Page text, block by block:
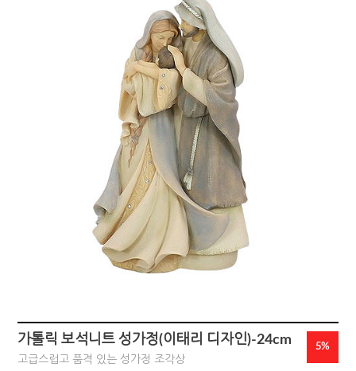
가톨릭 보석니트 성가정(이태리 디자인)-24cm
고급스럽고 품격 있는 성가정 조각상
5%